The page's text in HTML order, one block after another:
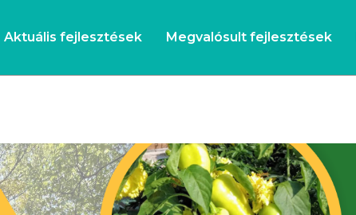
Aktuális fejlesztések Megvalósult fejlesztések